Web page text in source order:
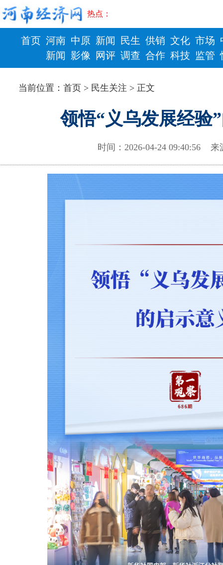
热点：
首页 河南
新闻
中原
影像
新闻
网评
民生
调查
供销
合作
文化
科技
市场
监管
财政 健康
当前位置：首页 > 民生关注 > 正文
领悟“义乌发展经验
时间：2026-04-24 09:40:56